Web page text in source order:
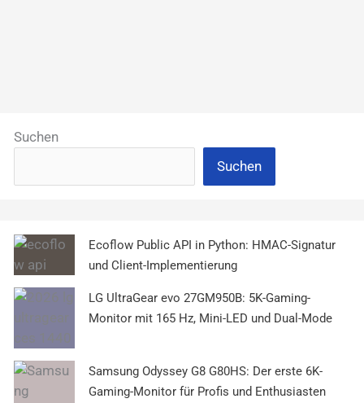
Suchen
Suchen
Ecoflow Public API in Python: HMAC-Signatur
und Client-Implementierung
LG UltraGear evo 27GM950B: 5K-Gaming-
Monitor mit 165 Hz, Mini-LED und Dual-Mode
Samsung Odyssey G8 G80HS: Der erste 6K-
Gaming-Monitor für Profis und Enthusiasten